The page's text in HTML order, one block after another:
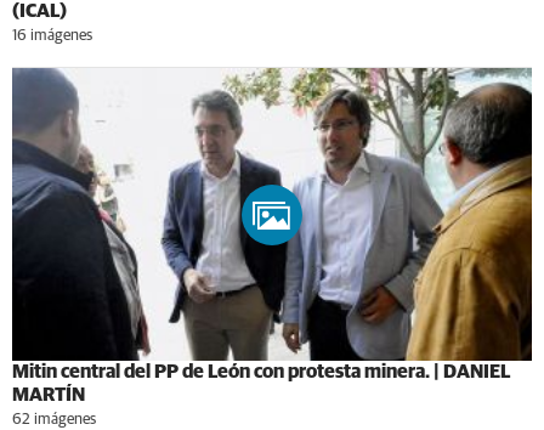
(ICAL)
16 imágenes
Mitin central del PP de León con protesta minera. | DANIEL
MARTÍN
62 imágenes